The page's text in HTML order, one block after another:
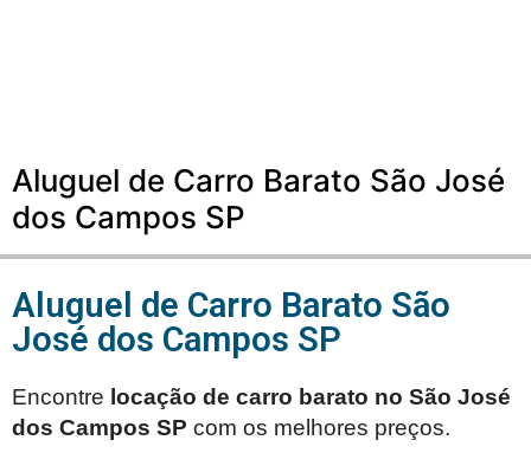
Aluguel de Carro Barato São José
dos Campos SP
Aluguel de Carro Barato São
José dos Campos SP
Encontre locação de carro barato no São José
dos Campos SP com os melhores preços.